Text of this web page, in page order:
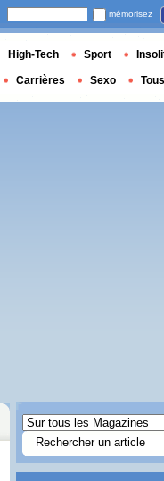
mémorisez
High-Tech Sport
Carrières Sexo